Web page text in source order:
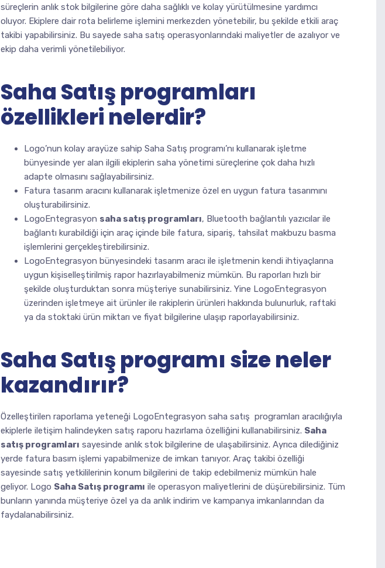
süreçlerin anlık stok bilgilerine göre daha sağlıklı ve kolay yürütülmesine yardımcı
oluyor. Ekiplere dair rota belirleme işlemini merkezden yönetebilir, bu şekilde etkili araç
takibi yapabilirsiniz. Bu sayede saha satış operasyonlarındaki maliyetler de azalıyor ve
ekip daha verimli yönetilebiliyor.
Saha Satış programları
özellikleri nelerdir?
Logo’nun kolay arayüze sahip Saha Satış programı’nı kullanarak işletme
bünyesinde yer alan ilgili ekiplerin saha yönetimi süreçlerine çok daha hızlı
adapte olmasını sağlayabilirsiniz.
Fatura tasarım aracını kullanarak işletmenize özel en uygun fatura tasarımını
oluşturabilirsiniz.
LogoEntegrasyon saha satış programları, Bluetooth bağlantılı yazıcılar ile
bağlantı kurabildiği için araç içinde bile fatura, sipariş, tahsilat makbuzu basma
işlemlerini gerçekleştirebilirsiniz.
LogoEntegrasyon bünyesindeki tasarım aracı ile işletmenin kendi ihtiyaçlarına
uygun kişiselleştirilmiş rapor hazırlayabilmeniz mümkün. Bu raporları hızlı bir
şekilde oluşturduktan sonra müşteriye sunabilirsiniz. Yine LogoEntegrasyon
üzerinden işletmeye ait ürünler ile rakiplerin ürünleri hakkında bulunurluk, raftaki
ya da stoktaki ürün miktarı ve fiyat bilgilerine ulaşıp raporlayabilirsiniz.
Saha Satış programı size neler
kazandırır?
Özelleştirilen raporlama yeteneği LogoEntegrasyon saha satış programları aracılığıyla
ekiplerle iletişim halindeyken satış raporu hazırlama özelliğini kullanabilirsiniz. Saha
satış programları sayesinde anlık stok bilgilerine de ulaşabilirsiniz. Ayrıca dilediğiniz
yerde fatura basım işlemi yapabilmenize de imkan tanıyor. Araç takibi özelliği
sayesinde satış yetkililerinin konum bilgilerini de takip edebilmeniz mümkün hale
geliyor. Logo Saha Satış programı ile operasyon maliyetlerini de düşürebilirsiniz. Tüm
bunların yanında müşteriye özel ya da anlık indirim ve kampanya imkanlarından da
faydalanabilirsiniz.